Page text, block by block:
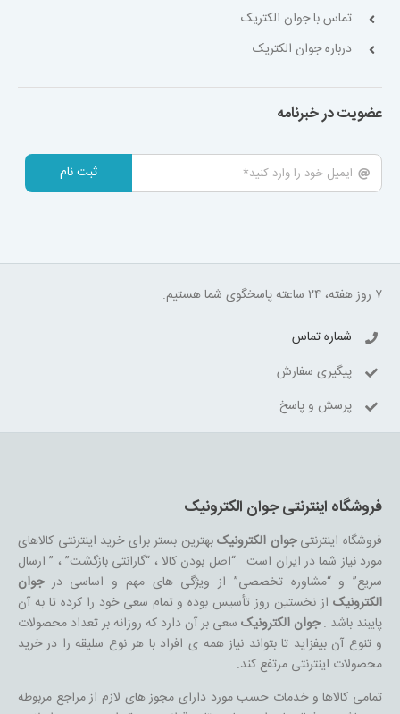
تماس با جوان الکتریک
درباره جوان الکتریک
عضویت در خبرنامه
ثبت نام
۷ روز هفته، ۲۴ ساعته پاسخگوی شما هستیم.
شماره تماس
پیگیری سفارش
پرسش و پاسخ
فروشگاه اینترنتی جوان الکترونیک
فروشگاه اینترنتیجوان الکترونیکبهترین بستر برای خرید اینترنتی کالاهای
مورد نیاز شما در ایران است . “اصل بودن کالا ، “گارانتی بازگشت” ، ” ارسال
سریع” و “مشاوره تخصصی” از ویژگی های مهم و اساسی درجوان
الکترونیکاز نخستین روز تأسیس بوده و تمام سعی خود را کرده تا به آن
پایبند باشد .جوان الکترونیکسعی بر آن دارد که روزانه بر تعداد محصولات
و تنوع آن بیفزاید تا بتواند نیاز همه ی افراد با هر نوع سلیقه را در خرید
محصولات اینترنتی مرتفع کند.
تمامی کالاها و خدمات حسب مورد دارای مجوز های لازم از مراجع مربوطه